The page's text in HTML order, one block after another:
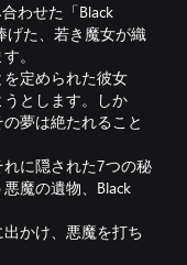
わせた「Black
げた、若き魔女が織
。
定められた彼女
とします。しか
夢は絶たれること
に隠された7つの秘
魔の遺物、Black
かけ、悪魔を打ち